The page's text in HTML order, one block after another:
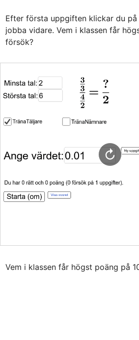
Efter första uppgiften klickar du
jobba vidare. Vem i klassen får
försök?
Vem i klassen får högst poäng på